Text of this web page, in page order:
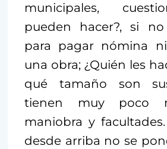
municipales,
pueden hacer?, si
para pagar nómina
una obra; ¿Quién les
qué tamaño son
tienen muy poco
maniobra y
desde arriba no se